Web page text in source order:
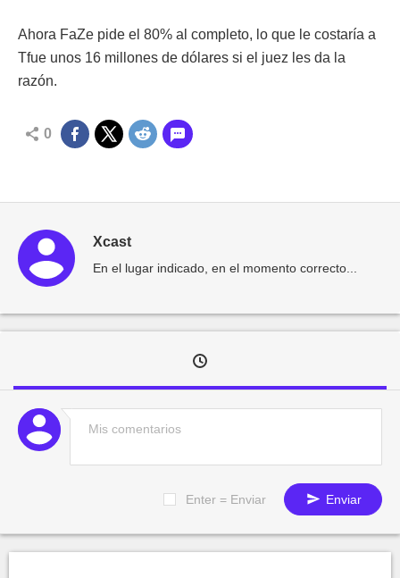
Ahora FaZe pide el 80% al completo, lo que le costaría a
Tfue unos 16 millones de dólares si el juez les da la
razón.
0
Xcast
En el lugar indicado, en el momento correcto...
Enter = Enviar Enviar